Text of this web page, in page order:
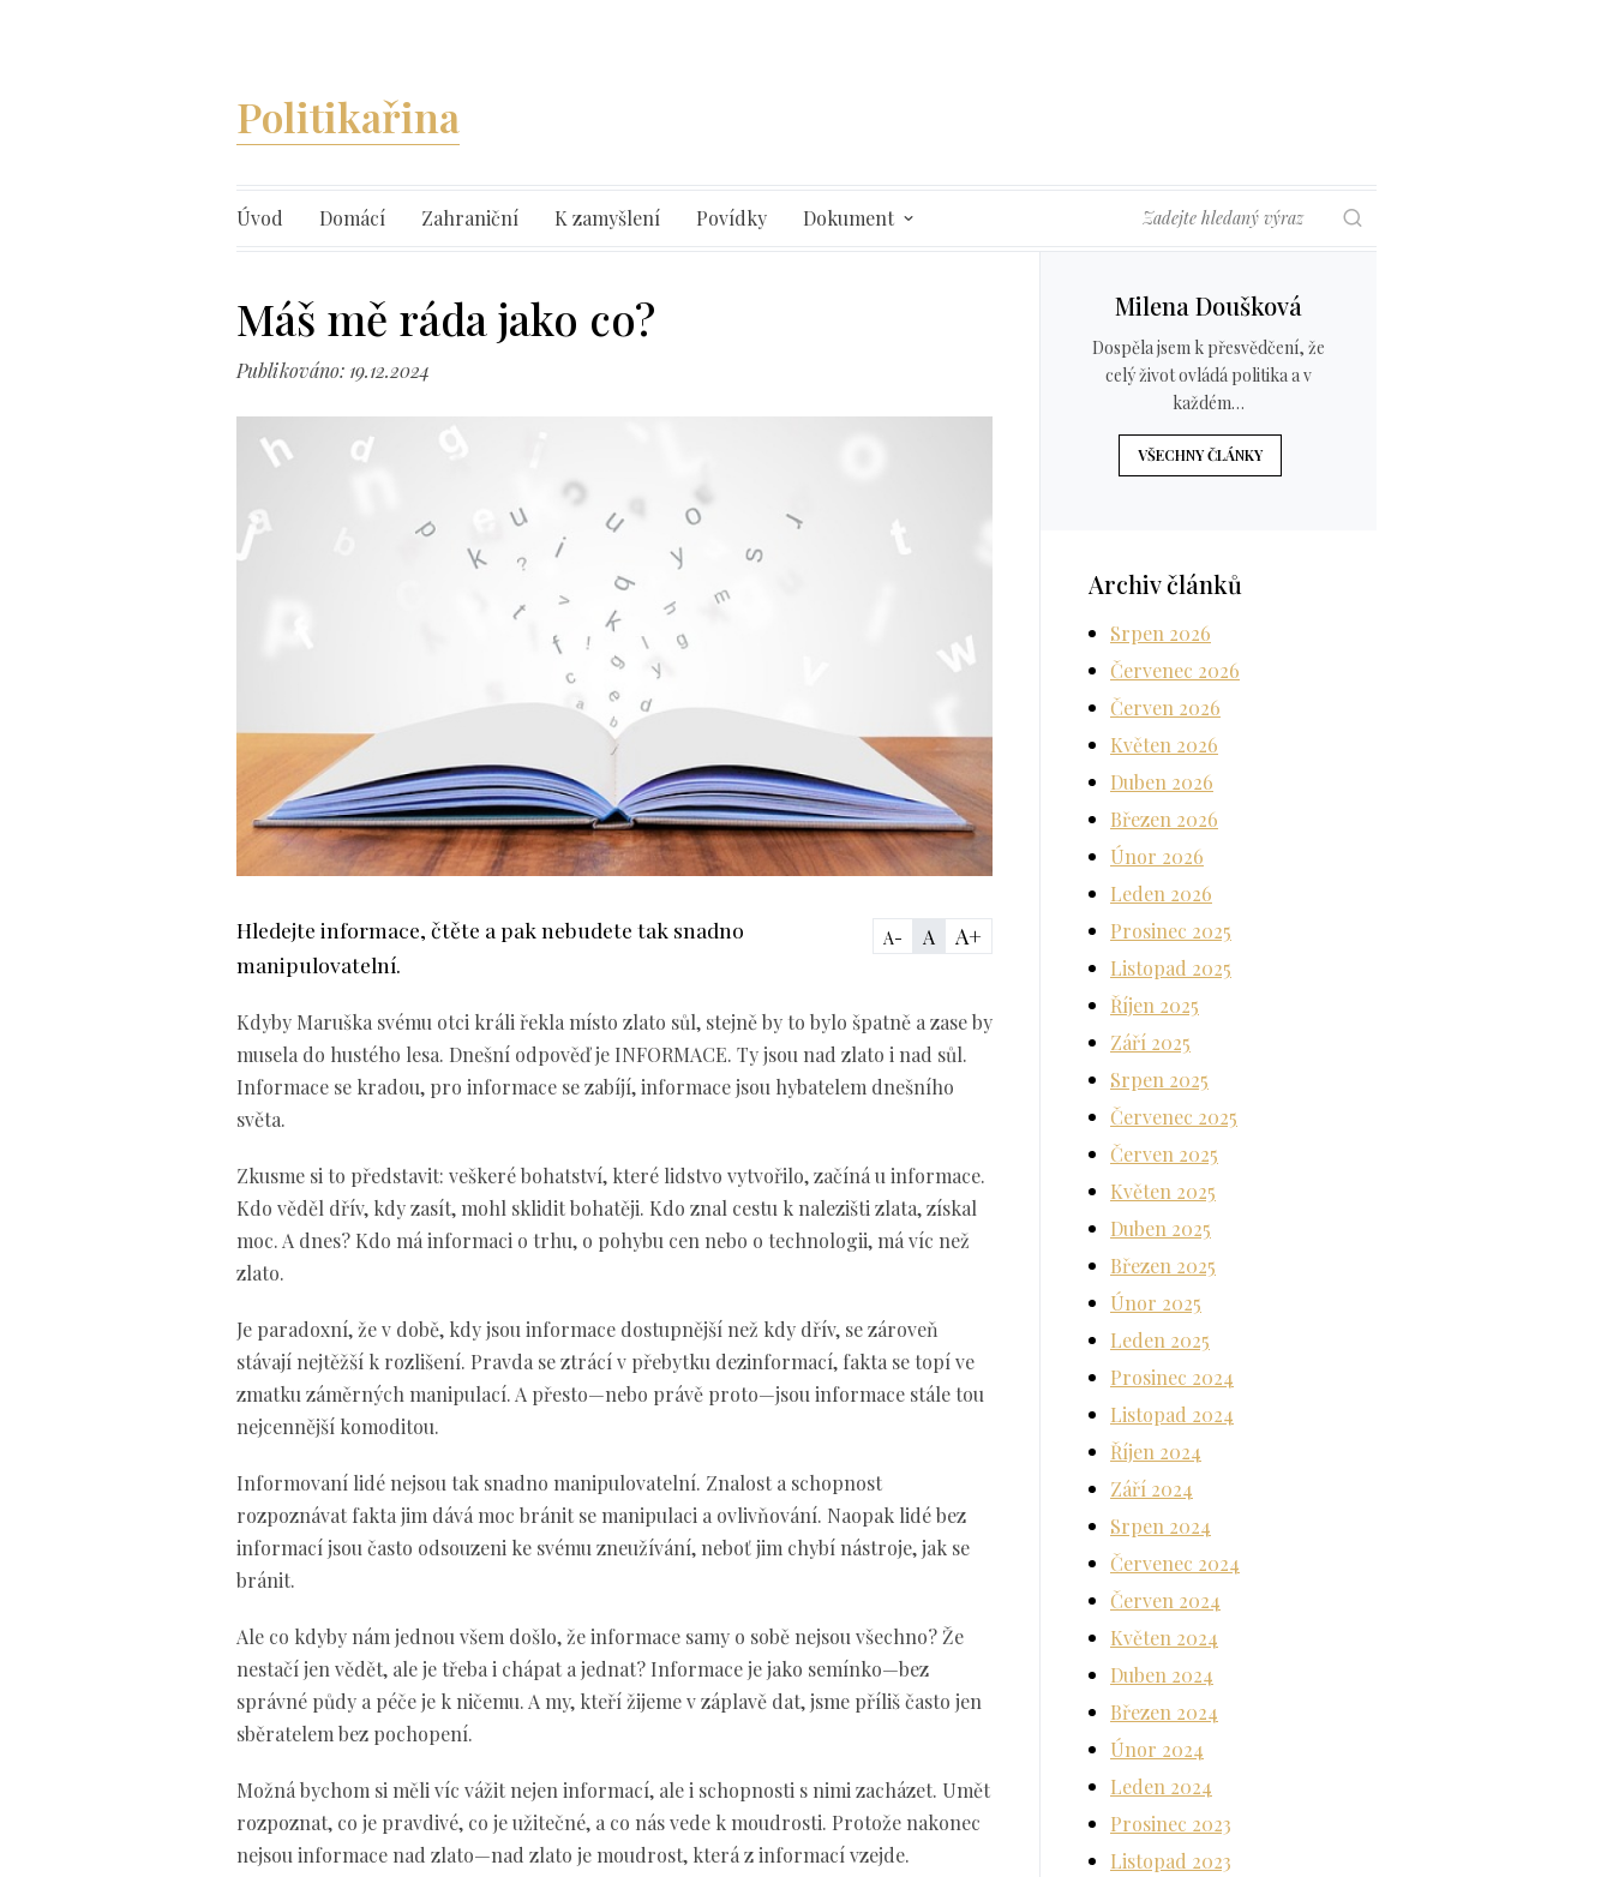
Politikařina
Úvod Domácí Zahraniční K zamyšlení Povídky Dokument
Máš mě ráda jako co?
Publikováno: 19.12.2024
A- A A+
Hledejte informace, čtěte a pak nebudete tak snadno
manipulovatelní.
Kdyby Maruška svému otci králi řekla místo zlato sůl, stejně by to bylo špatně a zase by
musela do hustého lesa. Dnešní odpověď je INFORMACE. Ty jsou nad zlato i nad sůl.
Informace se kradou, pro informace se zabíjí, informace jsou hybatelem dnešního
světa.
Zkusme si to představit: veškeré bohatství, které lidstvo vytvořilo, začíná u informace.
Kdo věděl dřív, kdy zasít, mohl sklidit bohatěji. Kdo znal cestu k nalezišti zlata, získal
moc. A dnes? Kdo má informaci o trhu, o pohybu cen nebo o technologii, má víc než
zlato.
Je paradoxní, že v době, kdy jsou informace dostupnější než kdy dřív, se zároveň
stávají nejtěžší k rozlišení. Pravda se ztrácí v přebytku dezinformací, fakta se topí ve
zmatku záměrných manipulací. A přesto—nebo právě proto—jsou informace stále tou
nejcennější komoditou.
Informovaní lidé nejsou tak snadno manipulovatelní. Znalost a schopnost
rozpoznávat fakta jim dává moc bránit se manipulaci a ovlivňování. Naopak lidé bez
informací jsou často odsouzeni ke svému zneužívání, neboť jim chybí nástroje, jak se
bránit.
Ale co kdyby nám jednou všem došlo, že informace samy o sobě nejsou všechno? Že
nestačí jen vědět, ale je třeba i chápat a jednat? Informace je jako semínko—bez
správné půdy a péče je k ničemu. A my, kteří žijeme v záplavě dat, jsme příliš často jen
sběratelem bez pochopení.
Možná bychom si měli víc vážit nejen informací, ale i schopnosti s nimi zacházet. Umět
rozpoznat, co je pravdivé, co je užitečné, a co nás vede k moudrosti. Protože nakonec
nejsou informace nad zlato—nad zlato je moudrost, která z informací vzejde.
Milena Doušková
Dospěla jsem k přesvědčení, že
celý život ovládá politika a v
každém…
VŠECHNY ČLÁNKY
Archiv článků
Srpen 2026
Červenec 2026
Červen 2026
Květen 2026
Duben 2026
Březen 2026
Únor 2026
Leden 2026
Prosinec 2025
Listopad 2025
Říjen 2025
Září 2025
Srpen 2025
Červenec 2025
Červen 2025
Květen 2025
Duben 2025
Březen 2025
Únor 2025
Leden 2025
Prosinec 2024
Listopad 2024
Říjen 2024
Září 2024
Srpen 2024
Červenec 2024
Červen 2024
Květen 2024
Duben 2024
Březen 2024
Únor 2024
Leden 2024
Prosinec 2023
Listopad 2023